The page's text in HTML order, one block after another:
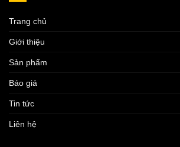
Trang chủ
Giới thiệu
Sản phẩm
Báo giá
Tin tức
Liên hệ